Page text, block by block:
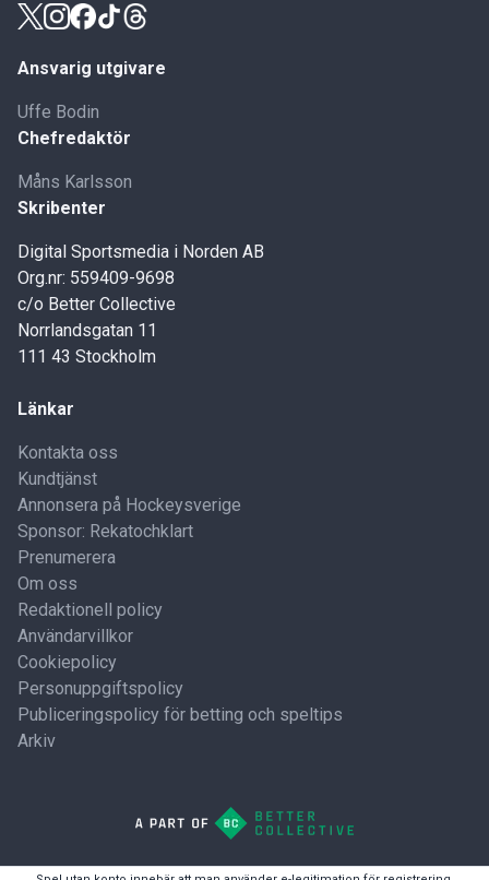
Ansvarig utgivare
Uffe Bodin
Chefredaktör
Måns Karlsson
Skribenter
Digital Sportsmedia i Norden AB
Org.nr: 559409-9698
c/o Better Collective
Norrlandsgatan 11
111 43 Stockholm
Länkar
Kontakta oss
Kundtjänst
Annonsera på Hockeysverige
Sponsor: Rekatochklart
Prenumerera
Om oss
Redaktionell policy
Användarvillkor
Cookiepolicy
Personuppgiftspolicy
Publiceringspolicy för betting och speltips
Arkiv